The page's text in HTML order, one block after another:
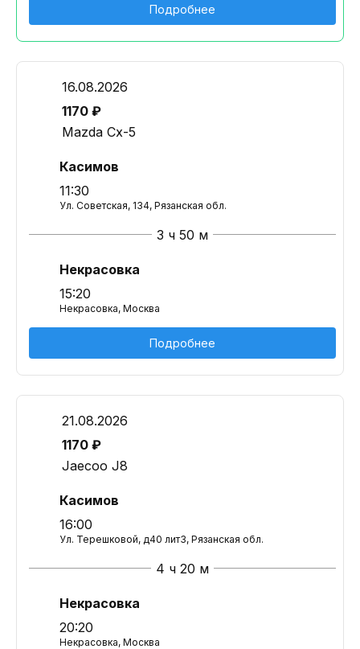
Подробнее
16.08.2026
1170 ₽
Mazda Cx-5
Касимов
11:30
Ул. Советская, 134, Рязанская обл.
3 ч 50 м
Некрасовка
15:20
Некрасовка, Москва
Подробнее
21.08.2026
1170 ₽
Jaecoo J8
Касимов
16:00
Ул. Терешковой, д40 лит3, Рязанская обл.
4 ч 20 м
Некрасовка
20:20
Некрасовка, Москва